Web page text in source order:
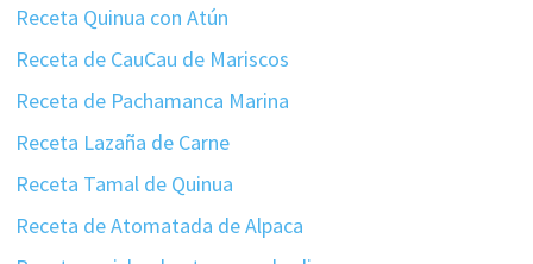
Receta Quinua con Atún
Receta de CauCau de Mariscos
Receta de Pachamanca Marina
Receta Lazaña de Carne
Receta Tamal de Quinua
Receta de Atomatada de Alpaca